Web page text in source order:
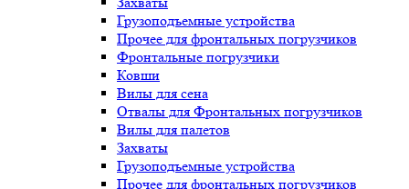
Грузоподъемные устройства
Прочее для фронтальных погрузчиков
Фронтальные погрузчики
Ковши
Вилы для сена
Отвалы для Фронтальных погрузчиков
Вилы для палетов
Захваты
Грузоподъемные устройства
Прочее для фронтальных погрузчиков